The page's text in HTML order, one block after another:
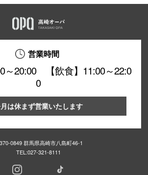
営業時間
～20:00 【飲食】11:00～22:0
0
は休まず営業いたします
0849 群馬県高崎市八島町46-1
TEL:027-321-8111